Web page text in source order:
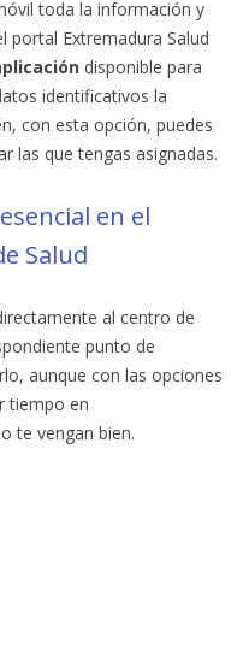
toda la información y
portal Extremadura Salud
disponible para
identificativos la
con esta opción, puedes
las que tengas asignadas.
en el
Salud
al centro de
punto de
aunque con las opciones
tiempo en
te vengan bien.